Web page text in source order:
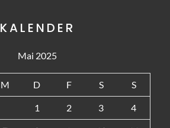
KALENDER
Mai 2025
M D F S S
1 2 3 4